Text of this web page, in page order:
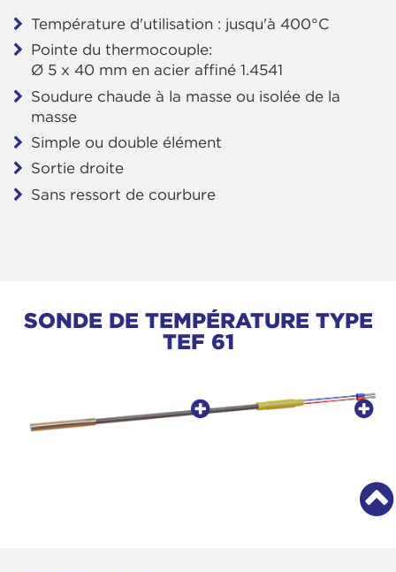
Température d'utilisation : jusqu'à 400°C
Pointe du thermocouple:
Ø 5 x 40 mm en acier affiné 1.4541
Soudure chaude à la masse ou isolée de la
masse
Simple ou double élément
Sortie droite
Sans ressort de courbure
SONDE DE TEMPÉRATURE TYPE
TEF 61